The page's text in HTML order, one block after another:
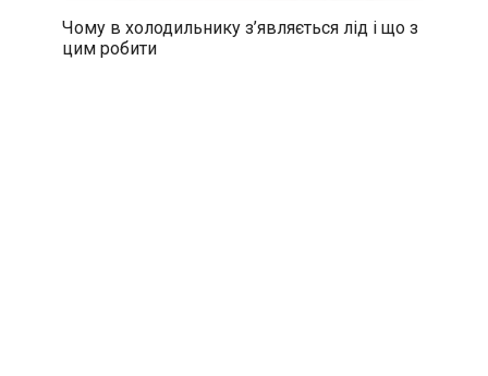
Чому в холодильнику з’являється лід і що з
цим робити